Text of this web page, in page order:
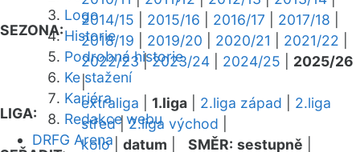
Logo
Historie
Podrobná historie
Ke stažení
Kariéra
Redakce webu
DRFG Arena
SEZONA:
2014/15
2015/16 2016/17 2017/18
2018/19
2019/20 2020/21 2021/22
2022/23|2023/24 2024/25
2025/26
|
LIGA:
extraliga 1.liga 2.liga západ
2.liga
střed|2.liga východ
kolo| datum SMĚR: sestupně